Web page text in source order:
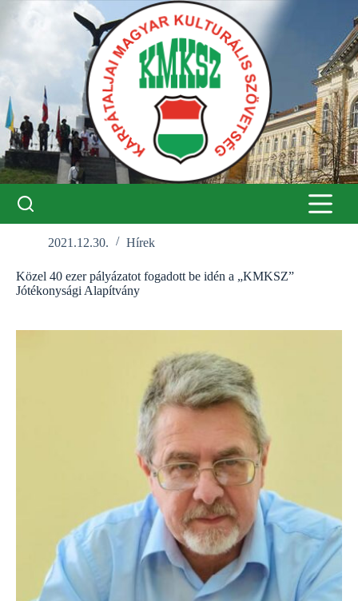
2021.12.30. Hírek
Közel 40 ezer pályázatot fogadott be idén a „KMKSZ”
Jótékonysági Alapítvány